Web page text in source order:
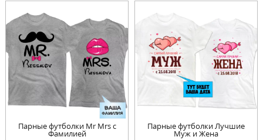
Парные футболки Mr Mrs с
Фамилией
Парные футболки Лучшие
Муж и Жена